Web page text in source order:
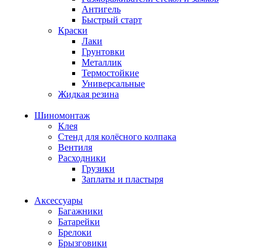
Антигель
Быстрый старт
Краски
Лаки
Грунтовки
Металлик
Термостойкие
Универсальные
Жидкая резина
Шиномонтаж
Клея
Стенд для колёсного колпака
Вентиля
Расходники
Грузики
Заплаты и пластыря
Аксессуары
Багажники
Батарейки
Брелоки
Брызговики